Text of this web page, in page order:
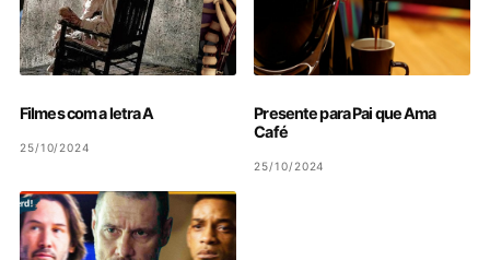
Filmes com a letra A
25/10/2024
Presente para Pai que Ama
Café
25/10/2024